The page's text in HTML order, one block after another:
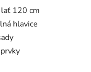
120 cm
hlavice